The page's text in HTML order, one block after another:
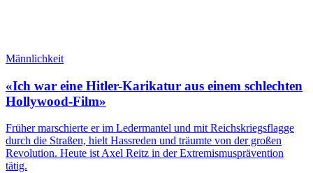
Männlichkeit
«Ich war eine Hitler-Karikatur aus einem schlechten
Hollywood-Film»
Früher marschierte er im Ledermantel und mit Reichskriegsflagge
durch die Straßen, hielt Hassreden und träumte von der großen
Revolution. Heute ist Axel Reitz in der Extremismusprävention
tätig.